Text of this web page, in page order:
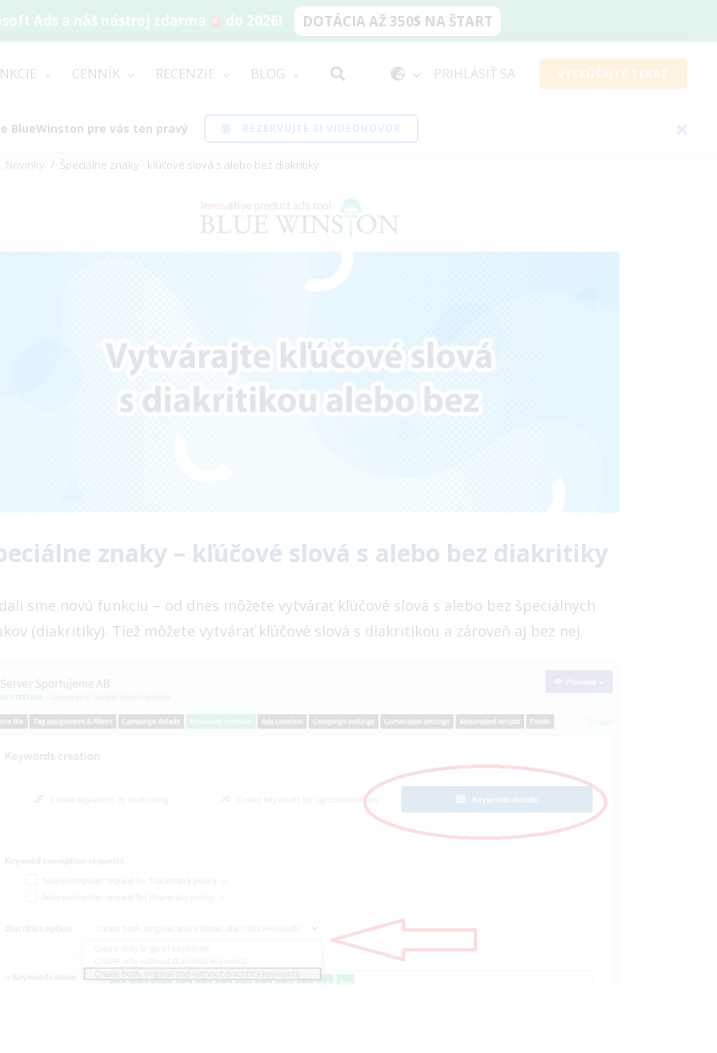
Ads a náš nástroj zdarma do 2026! DOTÁCIA AŽ 350$ NA ŠTART
CENNÍK RECENZIE BLOG PRIHLÁSIŤ SA VYSKÚŠAJTE TERAZ
BlueWinston pre vás ten pravý REZERVUJTE SI VIDEOHOVOR
, Novinky / Špeciálne znaky - kľúčové slová s alebo bez diakritiky
znaky – kľúčové slová s alebo bez diakritiky
sme novú funkciu – od dnes môžete vytvárať kľúčové slová s alebo bez špeciálnych
(diakritiky). Tiež môžete vytvárať kľúčové slová s diakritikou a zároveň aj bez nej.